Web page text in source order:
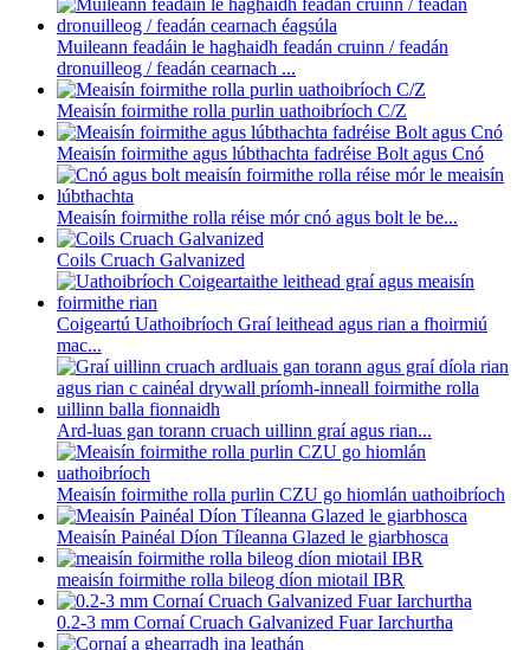
Muileann feadáin le haghaidh feadán cruinn / feadán
dronuilleog / feadán cearnach ...
Meaisín foirmithe rolla purlin uathoibríoch C/Z
Meaisín foirmithe agus lúbthachta fadréise Bolt agus Cnó
Meaisín foirmithe rolla réise mór cnó agus bolt le be...
Coils Cruach Galvanized
Coigeartú Uathoibríoch Graí leithead agus rian a fhoirmiú
mac...
Ard-luas gan torann cruach uillinn graí agus rian...
Meaisín foirmithe rolla purlin CZU go hiomlán uathoibríoch
Meaisín Painéal Díon Tíleanna Glazed le giarbhosca
meaisín foirmithe rolla bileog díon miotail IBR
0.2-3 mm Cornaí Cruach Galvanized Fuar Iarchurtha